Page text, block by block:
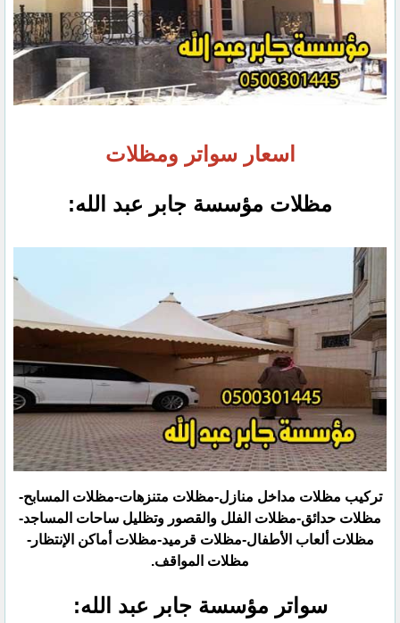
اسعار سواتر ومظلات
مظلات مؤسسة جابر عبد الله:‏
تركيب مظلات مداخل منازل-مظلات متنزهات-مظلات المسابح-
مظلات حدائق-مظلات الفلل والقصور وتظليل ‏ساحات المساجد-
مظلات ألعاب الأطفال-مظلات قرميد-مظلات أماكن الإنتظار-
مظلات المواقف.‏
سواتر مؤسسة جابر عبد الله:‏